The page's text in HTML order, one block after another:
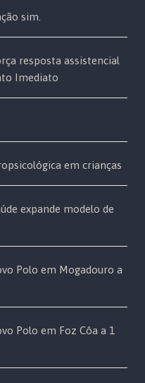
sim.
resposta assistencial
Imediato
em crianças
expande modelo de
Polo em Mogadouro a
Polo em Foz Côa a 1